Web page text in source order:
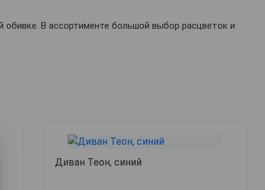
обивке. В ассортименте большой выбор расцветок и
Диван Теон, синий